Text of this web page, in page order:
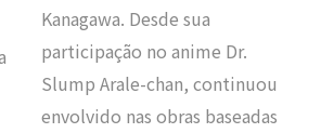
Kanagawa. Desde sua
participação no anime Dr.
Slump Arale-chan, continuou
envolvido nas obras baseadas